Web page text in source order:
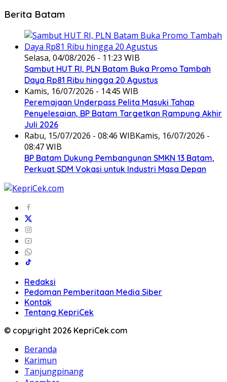
Berita Batam
Selasa, 04/08/2026 - 11:23 WIB
Sambut HUT RI, PLN Batam Buka Promo Tambah
Daya Rp81 Ribu hingga 20 Agustus
Kamis, 16/07/2026 - 14:45 WIB
Peremajaan Underpass Pelita Masuki Tahap
Penyelesaian, BP Batam Targetkan Rampung Akhir
Juli 2026
Rabu, 15/07/2026 - 08:46 WIBKamis, 16/07/2026 -
08:47 WIB
BP Batam Dukung Pembangunan SMKN 13 Batam,
Perkuat SDM Vokasi untuk Industri Masa Depan
Redaksi
Pedoman Pemberitaan Media Siber
Kontak
Tentang KepriCek
© copyright 2026 KepriCek.com
Beranda
Karimun
Tanjungpinang